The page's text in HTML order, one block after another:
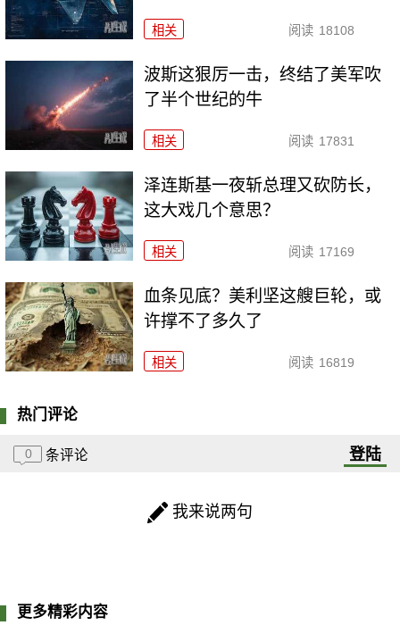
相关 阅读 18108
波斯这狠厉一击，终结了美军吹
了半个世纪的牛
相关 阅读 17831
泽连斯基一夜斩总理又砍防长，
这大戏几个意思？
相关 阅读 17169
血条见底？美利坚这艘巨轮，或
许撑不了多久了
相关 阅读 16819
热门评论
0 条评论 登陆
我来说两句
更多精彩内容